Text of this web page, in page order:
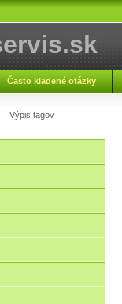
Často kladené otázky
Kontakt
Výpis tagov